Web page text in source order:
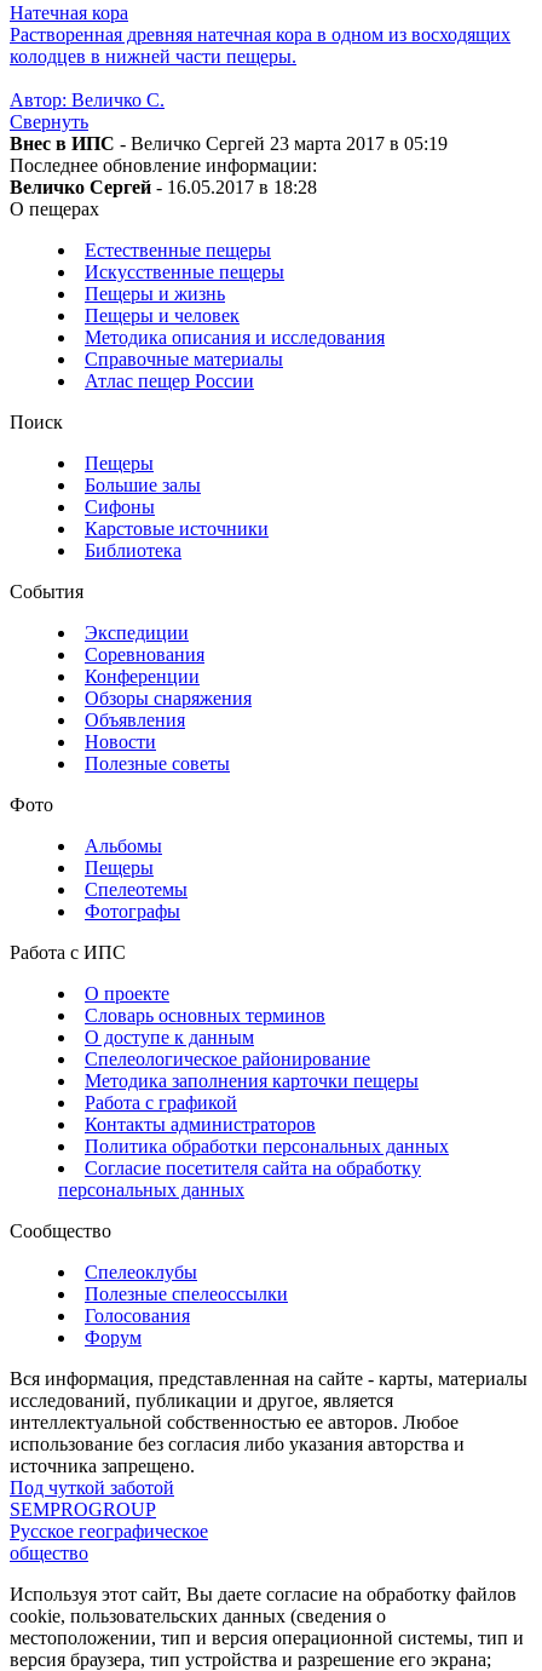
Натечная кора
Растворенная древняя натечная кора в одном из восходящих
колодцев в нижней части пещеры.
Автор: Величко С.
Свернуть
Внес в ИПС - Величко Сергей 23 марта 2017 в 05:19
Последнее обновление информации:
Величко Сергей - 16.05.2017 в 18:28
О пещерах
Естественные пещеры
Искусственные пещеры
Пещеры и жизнь
Пещеры и человек
Методика описания и исследования
Справочные материалы
Атлас пещер России
Поиск
Пещеры
Большие залы
Сифоны
Карстовые источники
Библиотека
События
Экспедиции
Соревнования
Конференции
Обзоры снаряжения
Объявления
Новости
Полезные советы
Фото
Альбомы
Пещеры
Спелеотемы
Фотографы
Работа с ИПС
О проекте
Словарь основных терминов
О доступе к данным
Спелеологическое районирование
Методика заполнения карточки пещеры
Работа с графикой
Контакты администраторов
Политика обработки персональных данных
Согласие посетителя сайта на обработку
персональных данных
Сообщество
Спелеоклубы
Полезные спелеоссылки
Голосования
Форум
Вся информация, представленная на сайте - карты, материалы
исследований, публикации и другое, является
интеллектуальной собственностью ее авторов. Любое
использование без согласия либо указания авторства и
источника запрещено.
Под чуткой заботой
SEMPROGROUP
Русское географическое
общество
Используя этот сайт, Вы даете согласие на обработку файлов
cookie, пользовательских данных (сведения о
местоположении, тип и версия операционной системы, тип и
версия браузера, тип устройства и разрешение его экрана;